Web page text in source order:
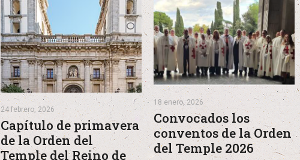
24 febrero, 2026
Capítulo de primavera
de la Orden del
Temple del Reino de
18 enero, 2026
Convocados los
conventos de la Orden
del Temple 2026